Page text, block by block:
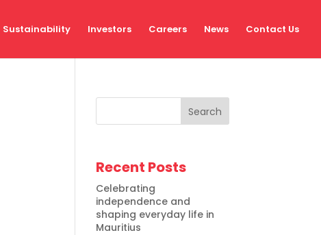
Sustainability Investors Careers News Contact Us
Search
Recent Posts
Celebrating
independence and
shaping everyday life in
Mauritius